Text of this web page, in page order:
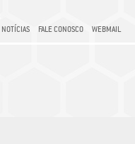
NOTÍCIAS
FALE CONOSCO WEBMAIL